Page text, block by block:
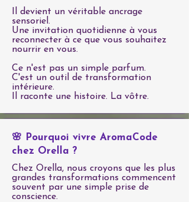
Il devient un véritable ancrage
sensoriel.
Une invitation quotidienne à vous
reconnecter à ce que vous souhaitez
nourrir en vous.
Ce n'est pas un simple parfum.
C'est un outil de transformation
intérieure.
Il raconte une histoire. La vôtre.
🌸 Pourquoi vivre AromaCode
chez Orella ?
Chez Orella, nous croyons que les plus
grandes transformations commencent
souvent par une simple prise de
conscience.